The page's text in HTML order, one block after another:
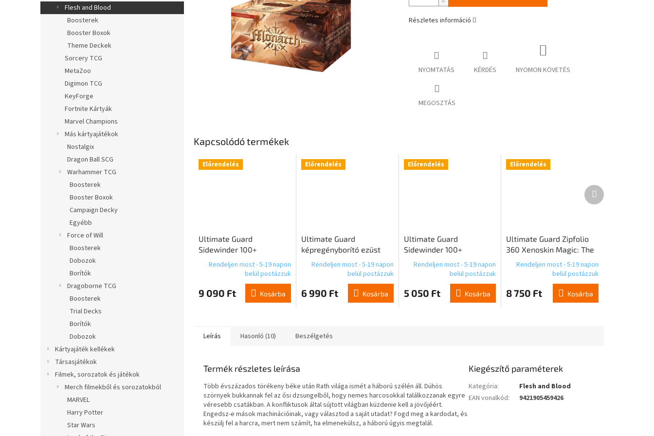
l
Flesh and Blood
Boosterek
Booster Boxok
Theme Deckek
Sorcery TCG
MetaZoo
Digimon TCG
KeyForge
Fortnite Kártyák
Marvel Champions
Más kártyajátékok
Nostalgix
Dragon Ball SCG
Warhammer TCG
Boosterek
Booster Boxok
Campaign Decky
Egyébb
Force of Will
Boosterek
Dobozok
Borítók
Dragoborne TCG
Boosterek
Trial Decks
Borítók
Dobozok
Kártyajáték kellékek
Társasjátékok
Filmek, sorozatok és játékok
Merch filmekből és sorozatokból
MARVEL
Harry Potter
Star Wars
Részletes információ
NYOMTATÁS KÉRDÉS NYOMON KÖVETÉS
MEGOSZTÁS
Kapcsolódó termékek
Előrendelés
Ultimate Guard
Sidewinder 100+
Xenoskin Magic: The
Gathering "Lorwyn
Eclipsed" - fekete ritka
Rendeljen most - 5-19 napon
belül postázzuk
9 090 Ft Kosárba
Előrendelés
Ultimate Guard
képregényborító ezüst
(100)Rendeljen most - 5-19 napon
belül postázzuk
6 990 Ft Kosárba
Előrendelés
Ultimate Guard
Sidewinder 100+
Xenoskin Magic: The
Gathering "Edge of
Eternities" - Design 03
Rendeljen most - 5-19 napon
belül postázzuk
5 050 Ft Kosárba
Előrendelés
Ultimate Guard Zipfolio
360 Xenoskin Magic: The
Gathering 'Aetherdrift' -
Design 2
Rendeljen most - 5-19 napon
belül postázzuk
8 750 Ft Kosárba
Következő
termék
Leírás Hasonló (10) Beszélgetés
Termék részletes leírása
Több évszázados törékeny béke után Rath világa ismét a háború szélén áll. Dühös
szörnyek bukkannak fel az ősi dzsungelből, hogy nemes harcosokkal találkozzanak egyre
véresebb csatákban. A konfliktusok által sújtott világban küzdenie kell a jövőjéért.
Engedsz-e mások machinációinak, vagy választod a saját utadat? Fogd meg a kardodat, és
készülj fel a harcra, mert nem számít, ha elmenekülsz, a háború úgyis megtalál.
Kiegészítő paraméterek
Kategória:
Flesh and Blood
EAN vonalkód: 9421905459426